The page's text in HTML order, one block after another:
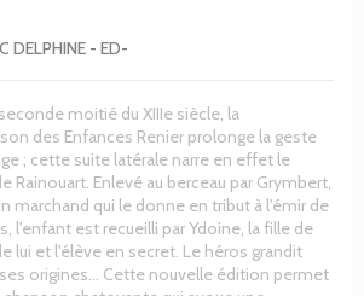
DELPHINE - ED-
moitié du XIIIe siècle, la
des Enfances Renier prolonge la geste
; cette suite latérale narre en effet le
Rainouart. Enlevé au berceau par Grymbert,
marchand qui le donne en tribut à l'émir de
l'enfant est recueilli par Ydoine, la fille de
lui et l'élève en secret. Le héros grandit
origines... Cette nouvelle édition permet